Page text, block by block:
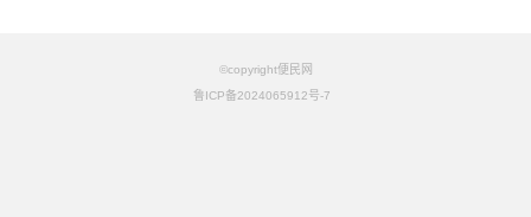
©copyright便民网
鲁ICP备2024065912号-7